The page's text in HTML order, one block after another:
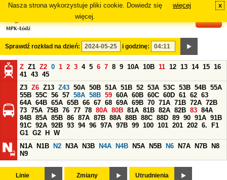
Nasza strona wykorzystuje pliki cookie. Dowiedz się
więcej.
więcej x
Sprawdź rozkład na dzień: i godzinę:
Z Z1 Z2 0 1 2 3 4 5 6 7 8 9 10A 10B 11 12 13 14 15 16
41 43 45
Z3 Z6 Z13 Z43 50A 50B 51A 51B 52 53A 53C 53B 54B 55A
55B 55C 56 57 58A 58B 59 60A 60B 60C 60D 61 62 63
64A 64B 65A 65B 66 67 68 69A 69B 70 71A 71B 72A 72B
73 75A 75B 76 77 78 80A 80B 81A 81B 82A 82B 83 84A
84B 85A 85B 86 87A 87B 88A 88B 88C 88D 89 90 91A 91B
91C 92A 92B 93 94 96 97A 97B 99 100 101 201 202 6.
F1
G1 G2 H
W
N1A
N1B N2 N3A N3B N4A N4B N5A N5B N6 N7A N7B
N8
N9
Linie Zmiany Utrudnienia